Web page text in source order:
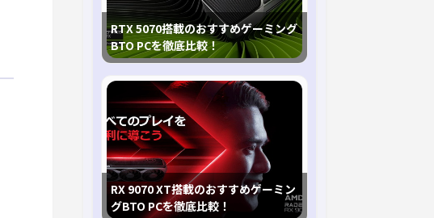
RTX 5070搭載のおすすめゲーミング
BTO PCを徹底比較！
RX 9070 XT搭載のおすすめゲーミン
グBTO PCを徹底比較！